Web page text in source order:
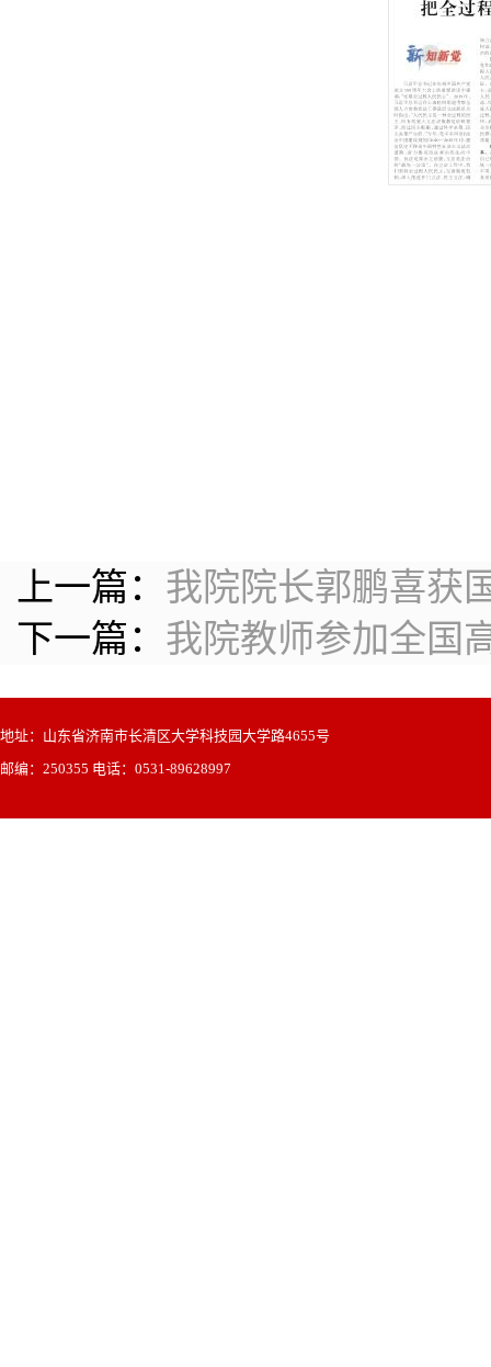
上一篇： 我院院长郭鹏喜获
下一篇： 我院教师参加全国
地址：山东省济南市长清区大学科技园大学路4655号
邮编：250355 电话：0531-89628997